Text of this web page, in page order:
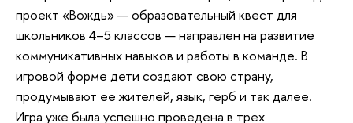
проект «Вождь» — образовательный квест для
школьников 4–5 классов — направлен на развитие
коммуникативных навыков и работы в команде. В
игровой форме дети создают свою страну,
продумывают ее жителей, язык, герб и так далее.
Игра уже была успешно проведена в трех